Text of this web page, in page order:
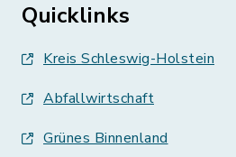
Quicklinks
Kreis Schleswig-Holstein
Abfallwirtschaft
Grünes Binnenland